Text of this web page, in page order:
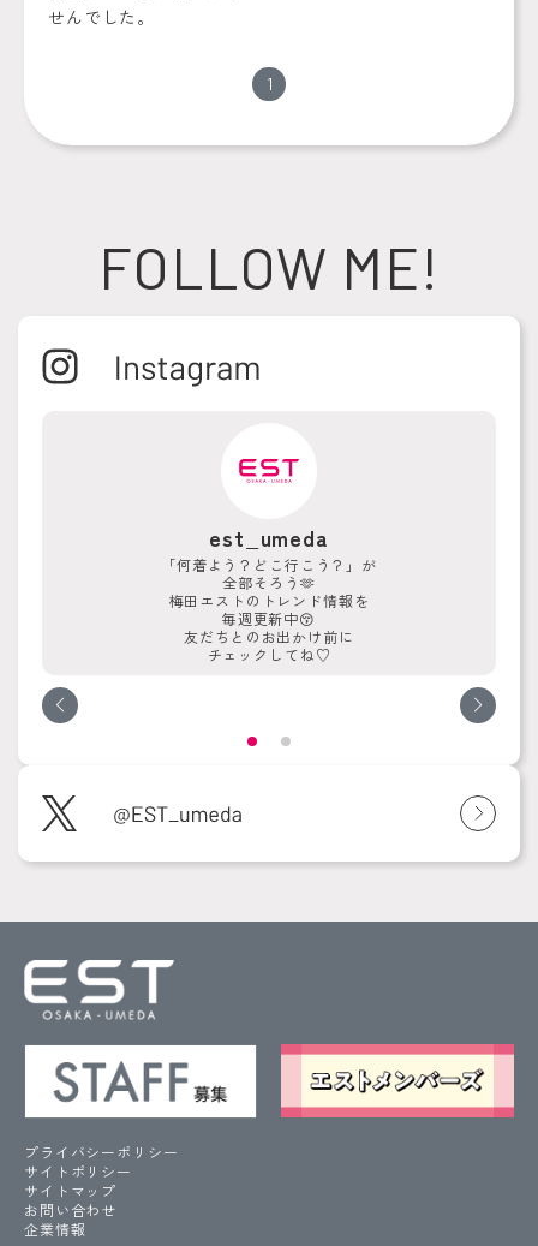
せんでした。
1
FOLLOW ME!
est_umeda
「何着よう？どこ行こう？」が
全部そろう🫶
梅田エストのトレンド情報を
毎週更新中😚
友だちとのお出かけ前に
チェックしてね♡
プライバシーポリシー
サイトポリシー
サイトマップ
お問い合わせ
企業情報